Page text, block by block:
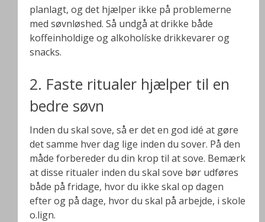
planlagt, og det hjælper ikke på problemerne
med søvnløshed. Så undgå at drikke både
koffeinholdige og alkoholíske drikkevarer og
snacks.
2. Faste ritualer hjælper til en
bedre søvn
Inden du skal sove, så er det en god idé at gøre
det samme hver dag lige inden du sover. På den
måde forbereder du din krop til at sove. Bemærk
at disse ritualer inden du skal sove bør udføres
både på fridage, hvor du ikke skal op dagen
efter og på dage, hvor du skal på arbejde, i skole
o.lign.